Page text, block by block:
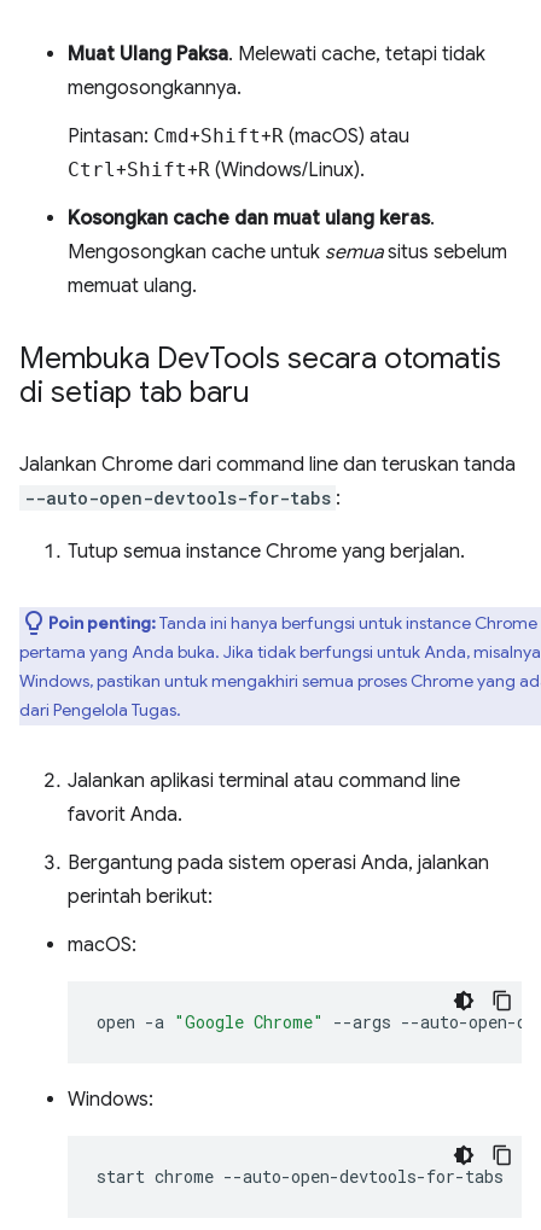
Muat Ulang Paksa. Melewati cache, tetapi tidak
mengosongkannya.
Pintasan: Cmd+Shift+R (macOS) atau
Ctrl+Shift+R (Windows/Linux).
Kosongkan cache dan muat ulang keras.
Mengosongkan cache untuk semuasitus sebelum
memuat ulang.
Membuka DevTools secara otomatis
di setiap tab baru
Jalankan Chrome dari command line dan teruskan tanda
--auto-open-devtools-for-tabs :
Tutup semua instance Chrome yang berjalan.
Poin penting:Tanda ini hanya berfungsi untuk instance Chrome
pertama yang Anda buka. Jika tidak berfungsi untuk Anda,
Windows, pastikan untuk mengakhiri semua proses Chrome yang
dari Pengelola Tugas.
Jalankan aplikasi terminal atau command line
favorit Anda.
Bergantung pada sistem operasi Anda, jalankan
perintah berikut:
macOS:
open -a "Google Chrome" --args
Windows:
start chrome